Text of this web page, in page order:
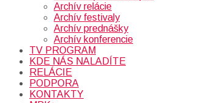
Archív relácie
Archív festivaly
Archív prednášky
Archív konferencie
TV PROGRAM
KDE NÁS NALADÍTE
RELÁCIE
PODPORA
KONTAKTY